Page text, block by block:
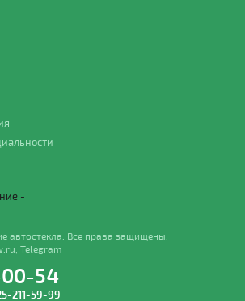
-
автостекла. Все права защищены.
Telegram
00-54
211-59-99